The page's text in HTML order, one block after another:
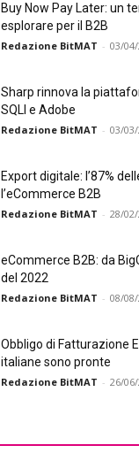
Buy Now Pay Later: un
esplorare per il B2B
Redazione BitMAT - 03/
Sharp rinnova la
SQLI e Adobe
Redazione BitMAT - 03/
Export digitale: l’87%
l’eCommerce B2B
Redazione BitMAT - 28/
eCommerce B2B: da
del 2022
Redazione BitMAT - 08/
Obbligo di Fatturazione
italiane sono pronte
Redazione BitMAT - 26/